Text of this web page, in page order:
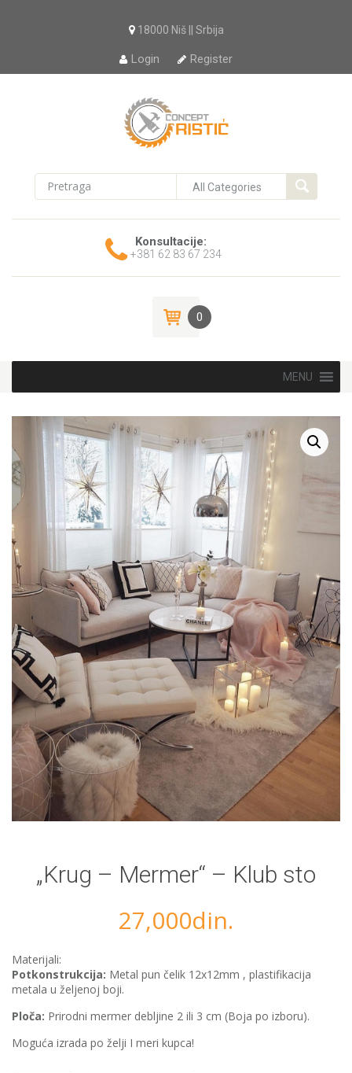
18000 Niš || Srbija
Login Register
Konsultacije:
+381 62 83 67 234
0
Skip to content
MENU
„Krug – Mermer“ – Klub sto
27,000din.
Materijali:
Potkonstrukcija: Metal pun čelik 12x12mm , plastifikacija
metala u željenoj boji.
Ploča: Prirodni mermer debljine 2 ili 3 cm (Boja po izboru).
Moguća izrada po želji I meri kupca!